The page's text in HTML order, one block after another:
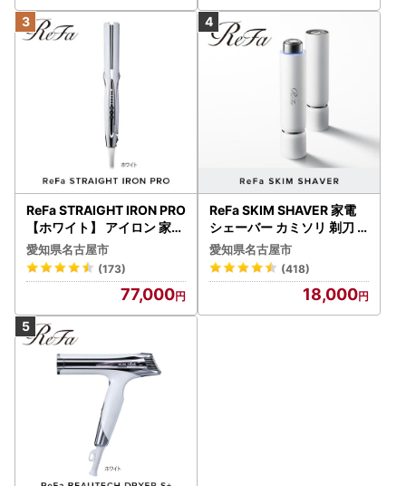
ReFa STRAIGHT IRON PRO
【ホワイト】 アイロン 家電
美容 リファ アイロン
愛知県名古屋市
(173)
77,000
ReFa SKIM SHAVER 家電
シェーバー カミソリ 剃刀
シェーバー
愛知県名古屋市
(418)
18,000